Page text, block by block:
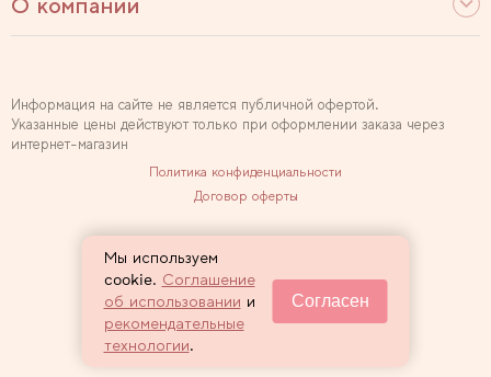
О компании
2007 — 2026 Sewclub
Информация на сайте не является публичной офертой.
Указанные цены действуют только при оформлении заказа через
интернет-магазин
Политика конфиденциальности
Договор оферты
Мы используем
cookie. Соглашение
об использовании и
рекомендательные
технологии.
Согласен